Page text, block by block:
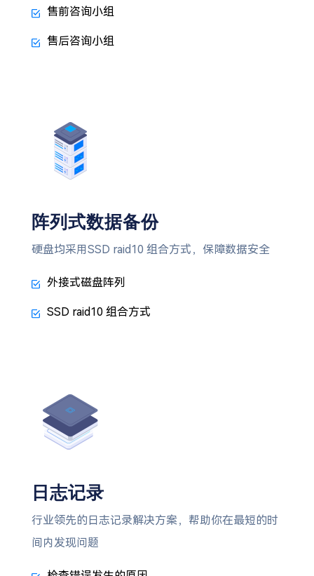
售前咨询小组
售后咨询小组
阵列式数据备份
硬盘均采用SSD raid10 组合方式，保障数据安全
外接式磁盘阵列
SSD raid10 组合方式
日志记录
行业领先的日志记录解决方案，帮助你在最短的时
间内发现问题